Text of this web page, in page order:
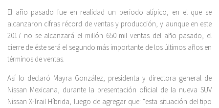
El año pasado fue en realidad un periodo atípico, en el que se
alcanzaron cifras récord de ventas y producción, y aunque en este
2017 no se alcanzará el millón 650 mil ventas del año pasado, el
cierre de éste será el segundo más importante de los últimos años en
términos de ventas.
Así lo declaró Mayra González, presidenta y directora general de
Nissan Mexicana, durante la presentación oficial de la nueva SUV
Nissan X-Trail Híbrida, luego de agregar que: “esta situación del tipo